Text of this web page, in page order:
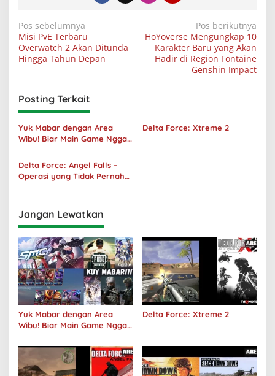
Navigasi
pos
Pos sebelumnya
Misi PvE Terbaru
Overwatch 2 Akan Ditunda
Hingga Tahun Depan
Pos berikutnya
HoYoverse Mengungkap 10
Karakter Baru yang Akan
Hadir di Region Fontaine
Genshin Impact
Posting Terkait
Yuk Mabar dengan Area
Wibu! Biar Main Game Nggak
Delta Force: Xtreme 2
Delta Force: Angel Falls –
Operasi yang Tidak Pernah
Jangan Lewatkan
Yuk Mabar dengan Area
Wibu! Biar Main Game Nggak
Delta Force: Xtreme 2